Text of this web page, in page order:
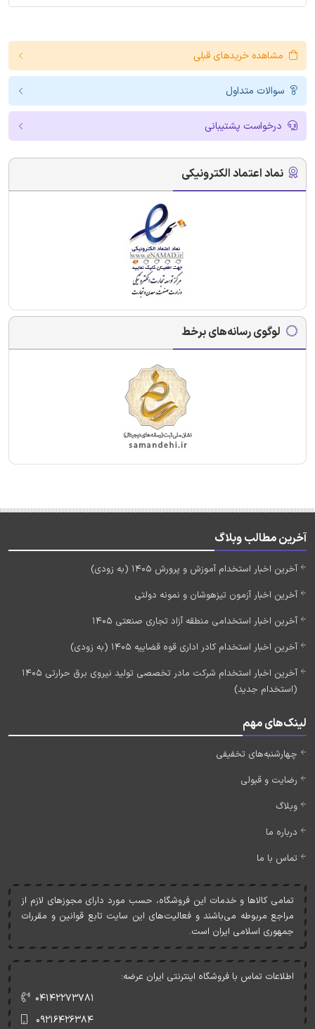
مشاهده خریدهای قبلی
سوالات متداول
درخواست پشتیبانی
نماد اعتماد الکترونیکی
لوگوی رسانه‌های برخط
آخرین مطالب وبلاگ
آخرین اخبار استخدام آموزش و پرورش 1405 (به زودی)
آخرین اخبار آزمون تیزهوشان و نمونه دولتی
آخرین اخبار استخدامی منطقه آزاد تجاری صنعتی 1405
آخرین اخبار استخدام کادر اداری قوه قضاییه 1405 (به زودی)
آخرین اخبار استخدام شرکت مادر تخصصی تولید نیروی برق حرارتی 1405
(استخدام جدید)
لینک‌های مهم
چهارشنبه‌های تخفیفی
رضایت و قبولی
وبلاگ
درباره ما
تماس با ما
تمامی کالاها و خدمات اين فروشگاه، حسب مورد دارای مجوزهای لازم از
مراجع مربوطه می‌باشند و فعاليت‌های اين سايت تابع قوانين و مقررات
جمهوری اسلامی ايران است.
اطلاعات تماس با فروشگاه اینترنتی ایران عرضه:
۰۴۱۴۲۲۷۳۷۸۱
۰۹۲۱۶۴۲۶۳۸۴